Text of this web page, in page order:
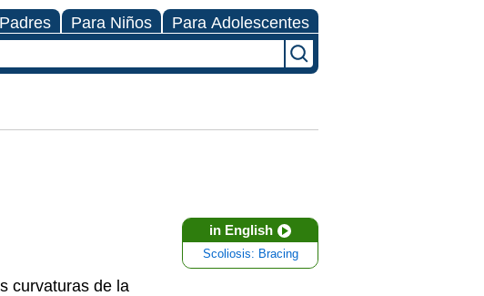
Para Niños Para Adolescentes
in English
Scoliosis: Bracing
curvaturas de la